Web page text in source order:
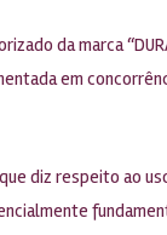
da marca
em
diz respeito ao